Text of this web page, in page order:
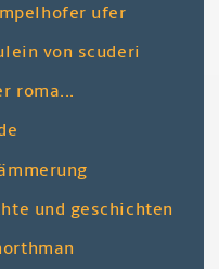
ufer
von scuderi
roma...
und geschichten